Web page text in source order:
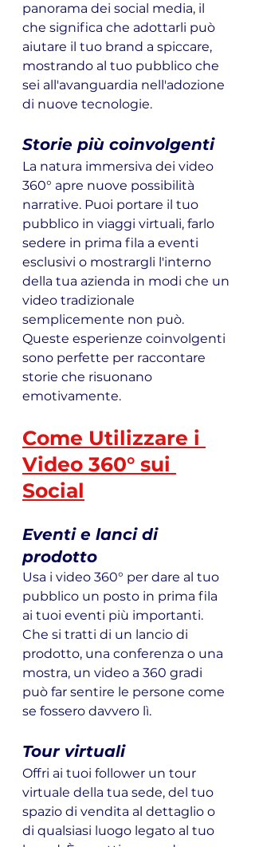
panorama dei social media, il
che significa che adottarli può
aiutare il tuo brand a spiccare,
mostrando al tuo pubblico che
sei all'avanguardia nell'adozione
di nuove tecnologie.
Storie più coinvolgenti
La natura immersiva dei video
360° apre nuove possibilità
narrative. Puoi portare il tuo
pubblico in viaggi virtuali, farlo
sedere in prima fila a eventi
esclusivi o mostrargli l'interno
della tua azienda in modi che un
video tradizionale
semplicemente non può.
Queste esperienze coinvolgenti
sono perfette per raccontare
storie che risuonano
emotivamente.
Come Utilizzare i
Video 360° sui
Social
Eventi e lanci di
prodotto
Usa i video 360° per dare al tuo
pubblico un posto in prima fila
ai tuoi eventi più importanti.
Che si tratti di un lancio di
prodotto, una conferenza o una
mostra, un video a 360 gradi
può far sentire le persone come
se fossero davvero lì.
Tour virtuali
Offri ai tuoi follower un tour
virtuale della tua sede, del tuo
spazio di vendita al dettaglio o
di qualsiasi luogo legato al tuo